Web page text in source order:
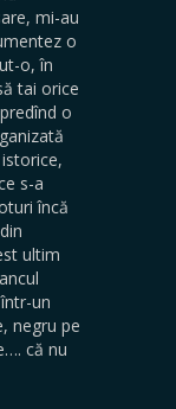
mi-au
o
o, în
tai orice
o
s-a
încă
ultim
un
negru pe
că nu